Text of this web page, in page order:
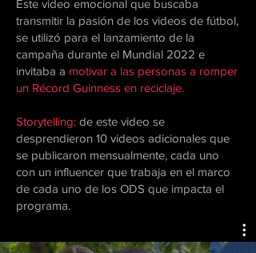
Este video emocional que buscaba
transmitir la pasión de los videos de fútbol,
se utilizó para el lanzamiento de la
campaña durante el Mundial 2022 e
invitaba a motivar a las personas a romper
un Récord Guinness en reciclaje.
Storytelling: de este video se
desprendieron 10 videos adicionales que
se publicaron mensualmente, cada uno
con un influencer que trabaja en el marco
de cada uno de los ODS que impacta el
programa.